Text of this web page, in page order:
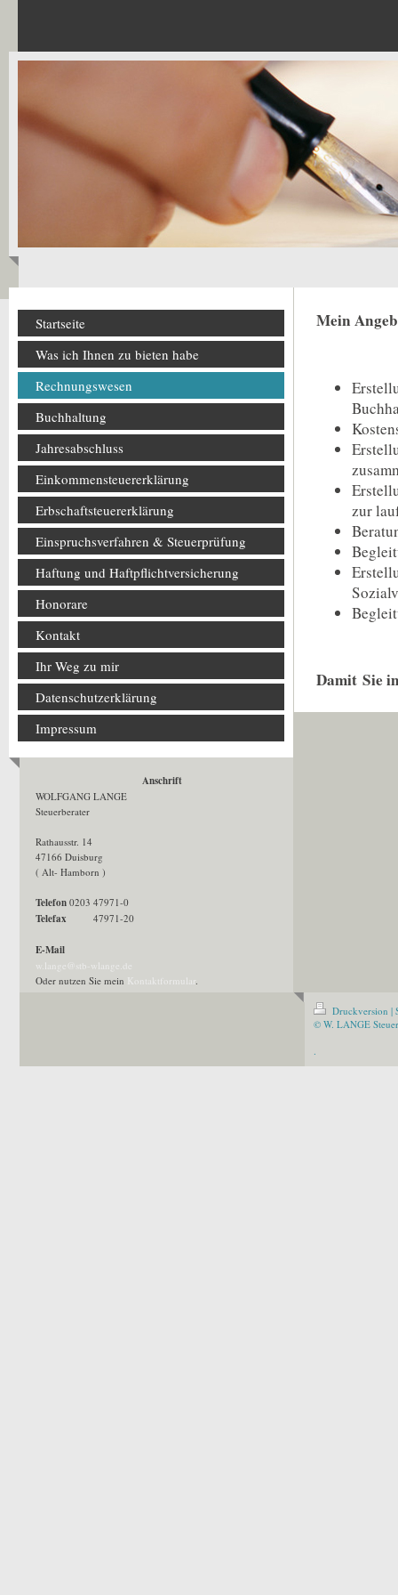
Mein
zur
Damit Sie
Startseite
Was ich Ihnen zu bieten habe
Rechnungswesen
Buchhaltung
Jahresabschluss
Einkommensteuererklärung
Erbschaftsteuererklärung
Einspruchsverfahren & Steuerprüfung
Haftung und Haftpflichtversicherung
Honorare
Kontakt
Ihr Weg zu mir
Datenschutzerklärung
Impressum
Anschrift
WOLFGANG LANGE
Steuerberater
Rathausstr. 14
47166 Duisburg
( Alt- Hamborn )
Telefon 0203 47971-0
Telefax 47971-20
E-Mail
w.lange@stb-wlange.de
Oder nutzen Sie mein Kontaktformular.
Druckversion |
© W. LANGE
.